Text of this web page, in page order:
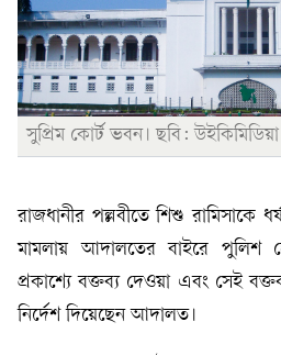
সুপ্রিম কোর্ট ভবন। ছবি:
রাজধানীর পল্লবীতে শিশু রামিসাকে
মামলায় আদালতের বাইরে পুলিশ
প্রকাশ্যে বক্তব্য দেওয়া এবং সেই
নির্দেশ দিয়েছেন আদালত।